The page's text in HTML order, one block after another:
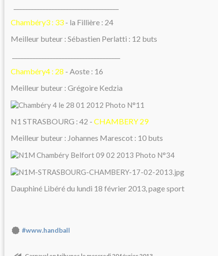
Chambéry3 : 33 - la Fillière : 24
Meilleur buteur : Sébastien Perlatti : 12 buts
Chambéry4 : 28 - Aoste : 16
Meilleur buteur : Grégoire Kedzia
N1 STRASBOURG : 42 - CHAMBERY 29
Meilleur buteur : Johannes Marescot : 10 buts
Dauphiné Libéré du lundi 18 février 2013, page sport
#www.handball